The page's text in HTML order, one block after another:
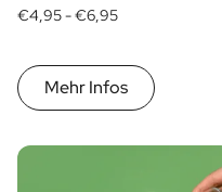
Personalisiertes Verwöhnpaket
Magnum XL Flaschen
Geburtstagsgeschenke
Fotogeschenk
€4,95 -€6,95
Mehr Infos